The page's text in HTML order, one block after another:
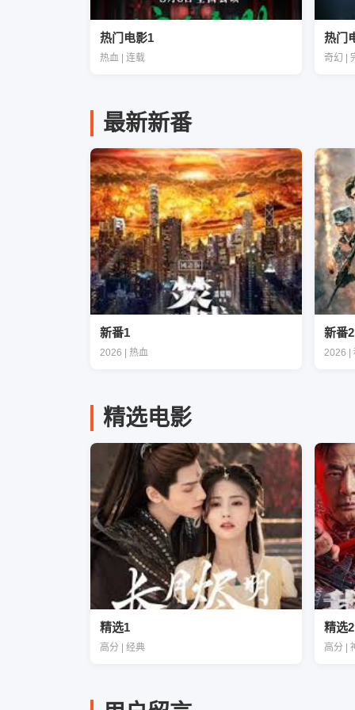
热门电影1
热血 | 连载
热门
奇幻 |
最新新番
新番1
2026 | 热血
新番2
2026 |
精选电影
精选1
高分 | 经典
精选2
高分 |